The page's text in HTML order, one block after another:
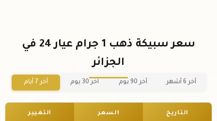
سعر سبيكة ذهب 1 جرام عيار 24 في
الجزائر
آخر 6 أشهر آخر 90 يوم آخر 30 يوم آخر 7 أيام
التاريخ السعر التغيير